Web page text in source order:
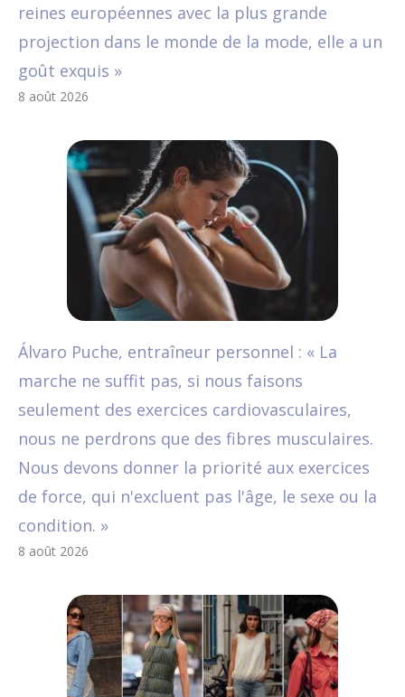
reines européennes avec la plus grande
projection dans le monde de la mode, elle a un
goût exquis »
8 août 2026
Álvaro Puche, entraîneur personnel : « La
marche ne suffit pas, si nous faisons
seulement des exercices cardiovasculaires,
nous ne perdrons que des fibres musculaires.
Nous devons donner la priorité aux exercices
de force, qui n'excluent pas l'âge, le sexe ou la
condition. »
8 août 2026